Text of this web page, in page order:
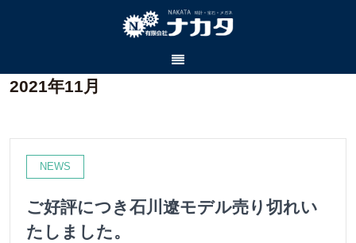
2021年11月
NEWS
ご好評につき石川遼モデル売り切れい
たしました。